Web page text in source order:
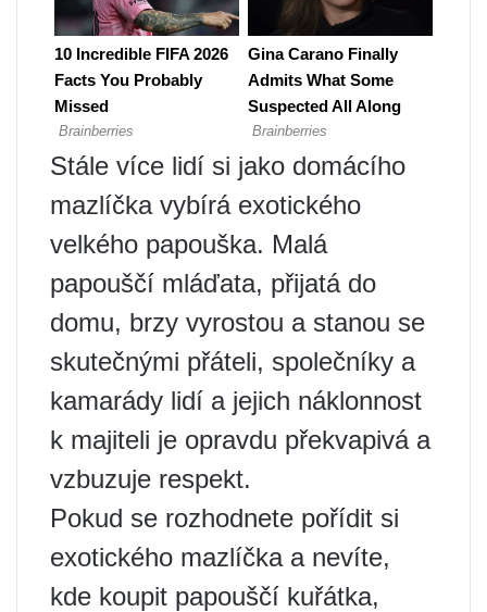
Stále více lidí si jako domácího
mazlíčka vybírá exotického
velkého papouška. Malá
papouščí mláďata, přijatá do
domu, brzy vyrostou a stanou se
skutečnými přáteli, společníky a
kamarády lidí a jejich náklonnost
k majiteli je opravdu překvapivá a
vzbuzuje respekt.
Pokud se rozhodnete pořídit si
exotického mazlíčka a nevíte,
kde koupit papouščí kuřátka,